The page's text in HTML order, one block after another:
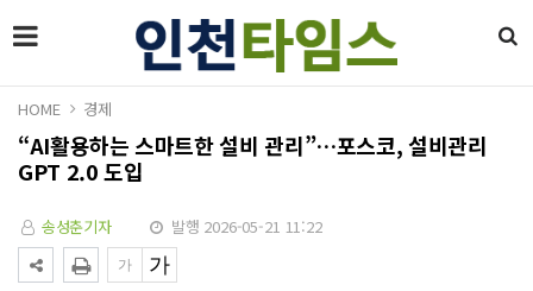
HOME 경제
“AI활용하는 스마트한 설비 관리”…포스코, 설비관리
GPT 2.0 도입
송성춘기자 발행 2026-05-21 11:22